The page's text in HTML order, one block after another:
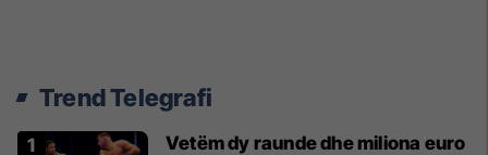
Trend Telegrafi
Vetëm dy raunde dhe miliona euro